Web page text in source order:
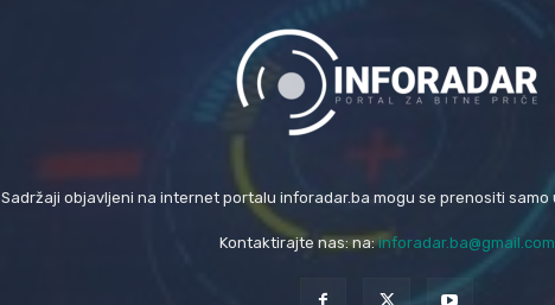
Sadržaji objavljeni na internet portalu inforadar.ba mogu se prenositi samo
Kontaktirajte nas: na:inforadar.ba@gmail.com